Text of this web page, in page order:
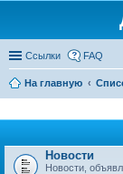
Ссылки FAQ
На главную
Новости
Новости,